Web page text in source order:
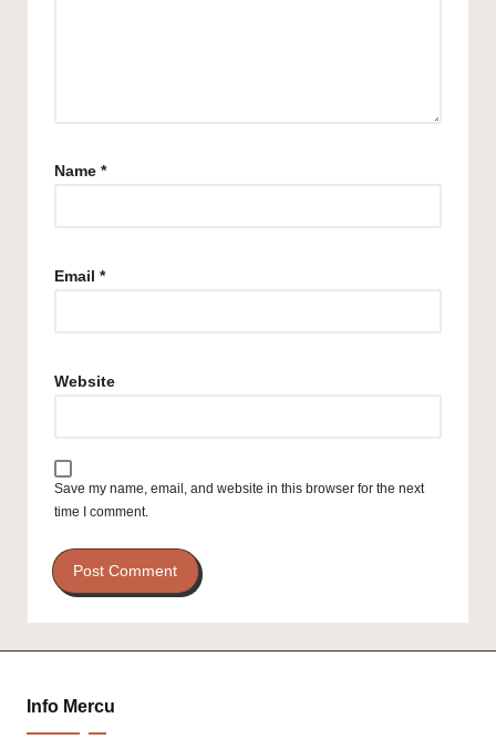
Name *
Email *
Website
Save my name, email, and website in this browser for the next
time I comment.
Info Mercu